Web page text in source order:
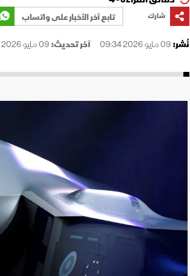
شارك
تابع آخر الأخبار على واتساب
نُشر:09 مايو 2026 09:34 آخر تحديث:09 مايو 2026 09:34